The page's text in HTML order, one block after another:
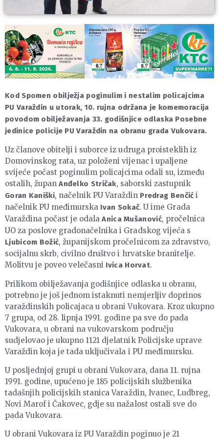
Kod Spomen obilježja poginulim i nestalim policajcima
PU Varaždin u utorak, 10. rujna održana je komemoracija
povodom obilježavanja 33. godišnjice odlaska Posebne
jedinice policije PU Varaždin na obranu grada Vukovara.
Uz članove obitelji i suborce iz udruga proisteklih iz
Domovinskog rata, uz položeni vijenac i upaljene
svijeće počast poginulim policajcima odali su, između
ostalih, županAnđelko Stričak, saborski zastupnik
Goran Kaniški, načelnik PU Varaždin Predrag Benčić i
načelnik PU međimurska Ivan Sokač. U ime Grada
Varaždina počast je odalaAnica Mušanović, pročelnica
UO za poslove gradonačelnika i Gradskog vijeća s
Ljubicom Božić, županijskom pročelnicom za zdravstvo,
socijalnu skrb, civilno društvo i hrvatske branitelje.
Molitvu je poveo velečasni Ivica Horvat.
Prilikom obilježavanja godišnjice odlaska u obranu,
potrebno je još jednom istaknuti nemjerljiv doprinos
varaždinskih policajaca u obrani Vukovara. Kroz ukupno
7 grupa, od 28. lipnja 1991. godine pa sve do pada
Vukovara, u obrani na vukovarskom području
sudjelovao je ukupno 1121 djelatnik Policijske uprave
Varaždin koja je tada uključivala i PU međimursku.
U posljednjoj grupi u obrani Vukovara, dana 11. rujna
1991. godine, upućeno je 185 policijskih službenika
tadašnjih policijskih stanica Varaždin, Ivanec, Ludbreg,
Novi Marof i Čakovec, gdje su nažalost ostali sve do
pada Vukovara.
U obrani Vukovara iz PU Varaždin poginuo je 21